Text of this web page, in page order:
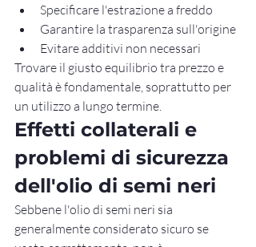
Specificare l'estrazione a freddo
Garantire la trasparenza sull'origine
Evitare additivi non necessari
Trovare il giusto equilibrio tra prezzo e
qualità è fondamentale, soprattutto per
un utilizzo a lungo termine.
Effetti collaterali e
problemi di sicurezza
dell'olio di semi neri
Sebbene l'olio di semi neri sia
generalmente considerato sicuro se